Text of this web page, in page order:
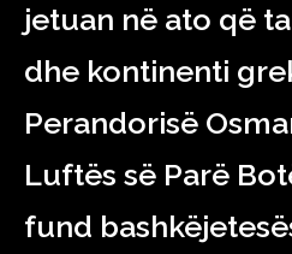
jetuan në ato që
dhe kontinenti
Perandorisë
Luftës së Parë
fund